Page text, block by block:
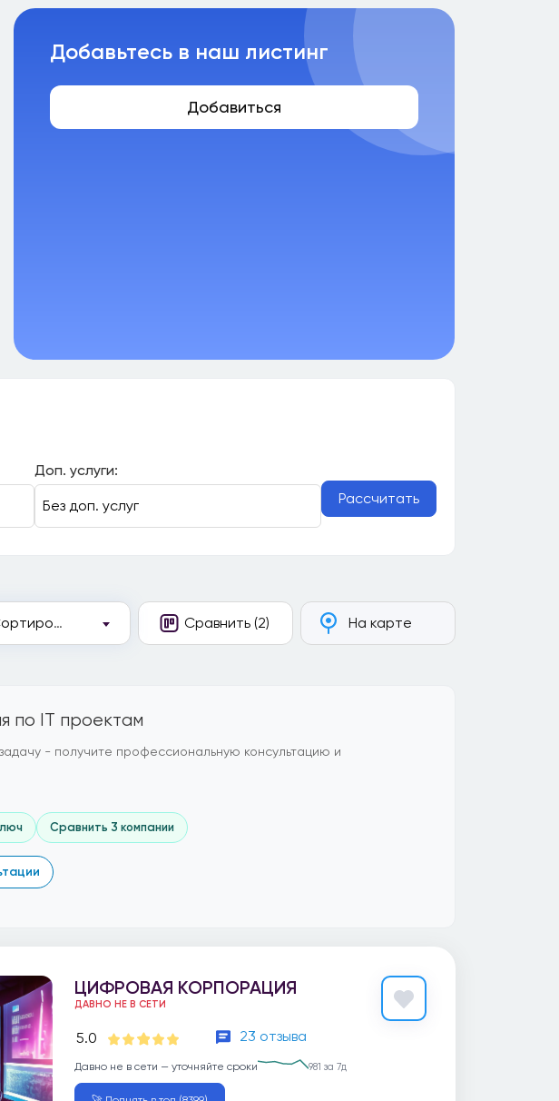
Добавьтесь в наш листинг
Добавиться
Доп. услуги:
Рассчитать
Сравнить (2)
Сортировка На карте
по IT проектам
- получите профессиональную консультацию и
Сравнить 3 компании
ЦИФРОВАЯ КОРПОРАЦИЯ
ДАВНО НЕ В СЕТИ
5.0 23 отзыва
Давно не в сети — уточняйте сроки 981 за 7д